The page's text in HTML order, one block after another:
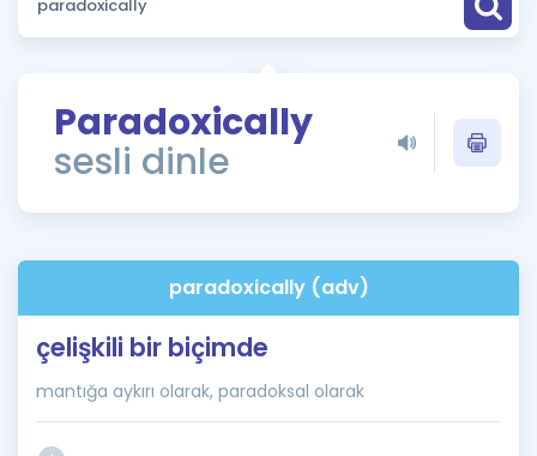
Puan Hesaplama
ÖSYM Sınav Takvimi
Kampanyalar
İngilizce Gramer
Paradoxically
sesli dinle
paradoxically (adv)
çelişkili bir biçimde
mantığa aykırı olarak, paradoksal olarak